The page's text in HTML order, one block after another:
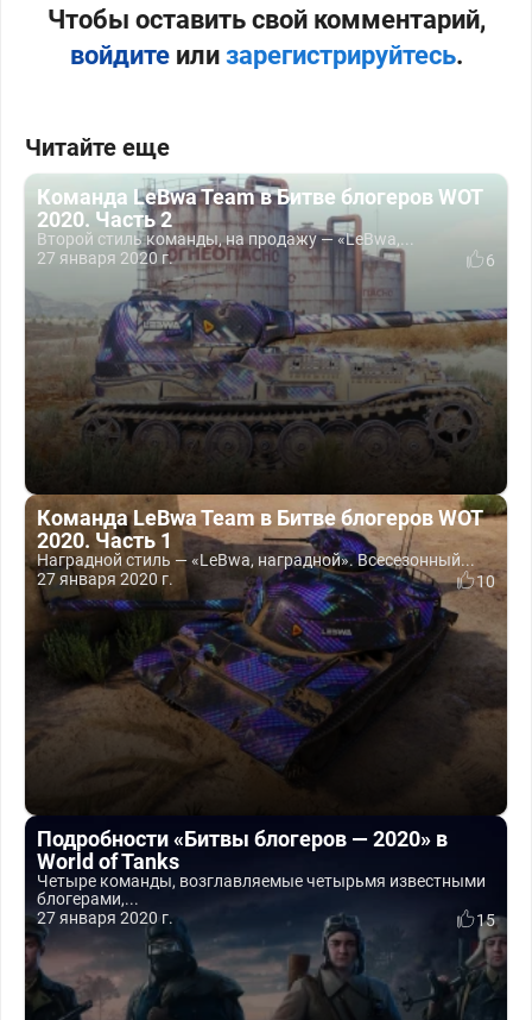
Чтобы оставить свой комментарий,
войдитеили зарегистрируйтесь.
Читайте еще
Команда LeBwa Team в Битве блогеров WOT
2020. Часть 2
Второй стиль команды, на продажу — «LeBwa,...
27 января 2020 г.
6
Команда LeBwa Team в Битве блогеров WOT
2020. Часть 1
Наградной стиль — «LeBwa, наградной». Всесезонный...
27 января 2020 г.
10
Подробности «Битвы блогеров — 2020» в
World of Tanks
Четыре команды, возглавляемые четырьмя известными
блогерами,...
27 января 2020 г.
15